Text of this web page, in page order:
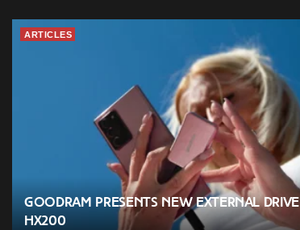
ARTICLES
Goodram presents new external drive
HX200